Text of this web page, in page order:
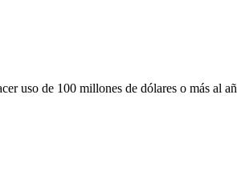
uso de 100 millones de dólares o más al